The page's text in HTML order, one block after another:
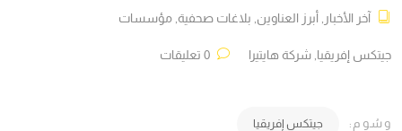
آخر الأخبار أبرز العناوين بلاغات صحفية مؤسسات
جيتكس إفريقيا شركة هايتيرا
وسُوم: جيتكس إفريقيا